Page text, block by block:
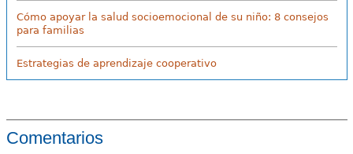
Cómo apoyar la salud socioemocional de su niño: 8 consejos
para familias
Estrategias de aprendizaje cooperativo
Comentarios